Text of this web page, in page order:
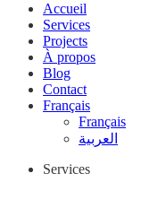
Accueil
Services
Projects
À propos
Blog
Contact
Français
Français
العربية
Services